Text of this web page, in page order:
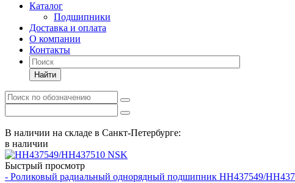
Каталог
Подшипники
Доставка и оплата
О компании
Контакты
Найти
В наличии на складе в Санкт-Петербурге:
в наличии
Быстрый просмотр
- Роликовый радиальный однорядный подшипник HH437549/